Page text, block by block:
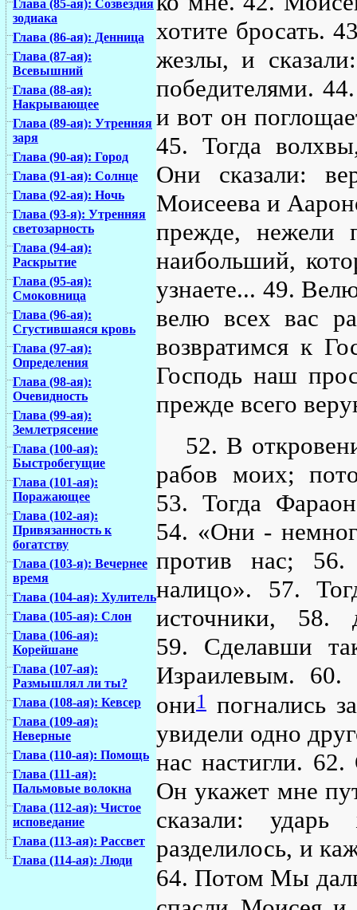
Глава (85-ая): Созвездия
зодиака
Глава (86-ая): Денница
Глава (87-ая):
Всевышний
Глава (88-ая):
Накрывающее
Глава (89-ая): Утренняя
заря
Глава (90-ая): Город
Глава (91-ая): Солнце
Глава (92-ая): Ночь
Глава (93-я): Утренняя
светозарность
Глава (94-ая):
Раскрытие
Глава (95-ая):
Смоковница
Глава (96-ая):
Сгустившаяся кровь
Глава (97-ая):
Определения
Глава (98-ая):
Очевидность
Глава (99-ая):
Землетрясение
Глава (100-ая):
Быстробегущие
Глава (101-ая):
Поражающее
Глава (102-ая):
Привязанность к
богатству
Глава (103-я): Вечернее
время
Глава (104-ая): Хулитель
Глава (105-ая): Слон
Глава (106-ая):
Корейшане
Глава (107-ая):
Размышлял ли ты?
Глава (108-ая): Кевсер
Глава (109-ая):
Неверные
Глава (110-ая): Помощь
Глава (111-ая):
Пальмовые волокна
Глава (112-ая): Чистое
исповедание
Глава (113-ая): Рассвет
Глава (114-ая): Люди
хотите бросать.
жезлы, и
победителями.
и вот он
45. Тогда
Они сказали:
Моисеева и
прежде, нежели
наибольший,
узнаете... 49.
велю всех вас
возвратимся к
Господь наш
прежде всего
52. В
рабов моих;
53. Тогда
54. «Они -
против нас;
налицо». 57.
источники, 58.
59. Сделавши
Израилевым. 60.
они1 погнались
увидели одно
нас настигли.
Он укажет мне
сказали:
разделилось, и
64. Потом Мы